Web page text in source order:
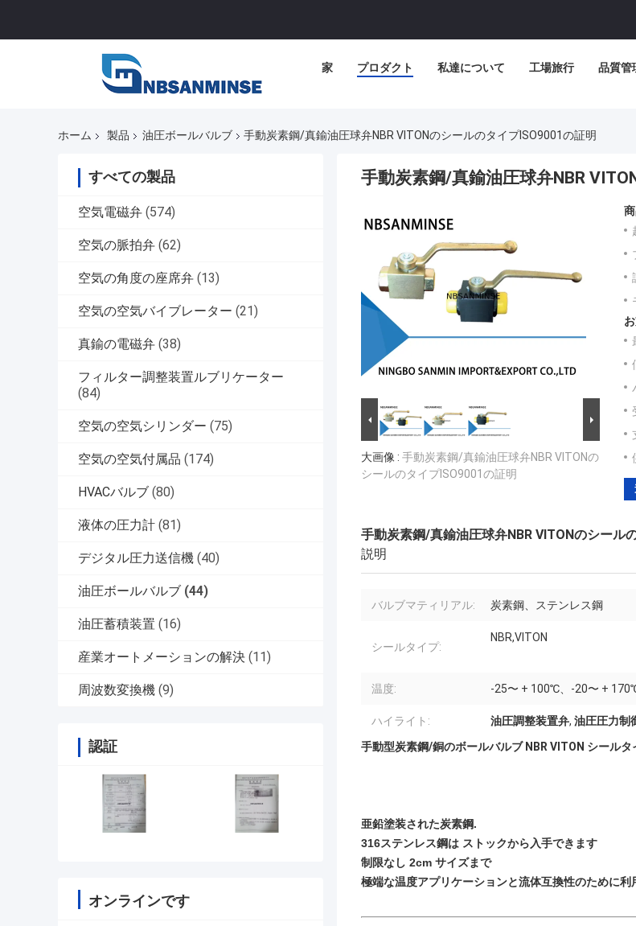
家 プロダクト 私達について 工場旅行 品質管
ホーム 製品 油圧ボールバルブ 手動炭素鋼/真鍮油圧球弁NBR VITONのシールのタイプISO9001の証明
すべての製品
空気電磁弁 (574)
空気の脈拍弁 (62)
空気の角度の座席弁 (13)
空気の空気バイブレーター (21)
真鍮の電磁弁 (38)
フィルター調整装置ルブリケーター
(84)
空気の空気シリンダー (75)
空気の空気付属品 (174)
HVACバルブ (80)
液体の圧力計 (81)
デジタル圧力送信機 (40)
油圧ボールバルブ (44)
油圧蓄積装置 (16)
産業オートメーションの解決 (11)
周波数変換機 (9)
認証
オンラインです
手動炭素鋼/真鍮油圧球弁NBR
大画像 : 手動炭素鋼/真鍮油圧球弁NBR VITONの
シールのタイプISO9001の証明
手動炭素鋼/真鍮油圧球弁NBR VITONのシール
説明
バルブマティリアル: 炭素鋼、ステンレス鋼
シールタイプ:
NBR,VITON
温度: -25〜 + 100℃、-20〜 +
ハイライト: 油圧調整装置弁, 油圧圧力制
手動型炭素鋼/銅のボールバルブ NBR VITON シールタ
亜鉛塗装された炭素鋼.
316ステンレス鋼は ストックから入手できます
制限なし 2cm サイズまで
極端な温度アプリケーションと流体互換性のために